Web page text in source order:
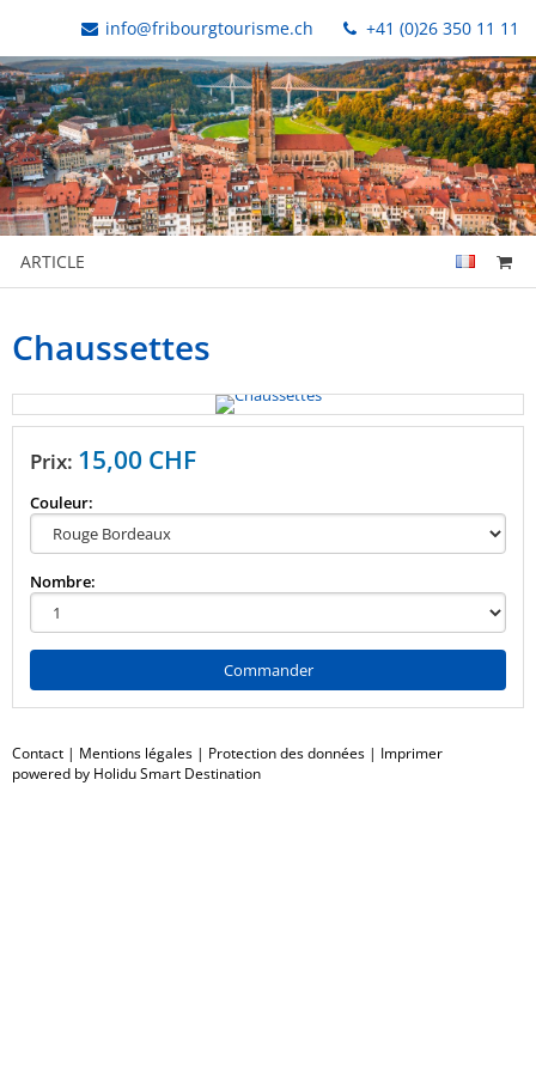
info@fribourgtourisme.ch +41 (0)26 350 11 11
ARTICLE
Chaussettes
Prix: 15,00 CHF
Couleur:
Nombre:
Commander
Contact | Mentions légales | Protection des données | Imprimer
powered by Holidu Smart Destination